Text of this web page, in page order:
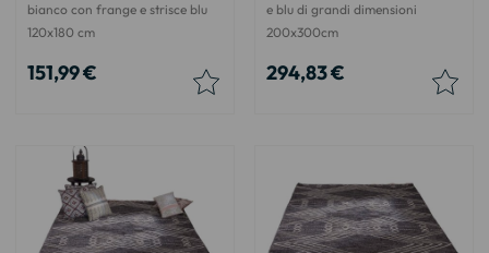
bianco con frange e strisce blu
120x180 cm
151,99 €
e blu di grandi dimensioni
200x300cm
294,83 €